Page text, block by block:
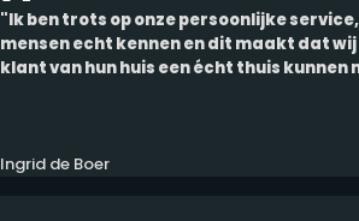
"Ik ben trots op onze persoonlijke
mensen echt kennen en dit maakt dat
klant van hun huis een écht thuis kunnen
Ingrid de Boer